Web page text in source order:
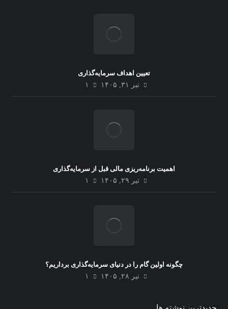
تعیین اهداف سرمایه‌گذاری
تیر ۳۱, ۱۴۰۵
۱
اهمیت برنامه‌ریزی مالی قبل از سرمایه‌گذاری
تیر ۲۹, ۱۴۰۵
۱
چگونه اولین گام را در دنیای سرمایه‌گذاری برداریم؟
تیر ۲۸, ۱۴۰۵
۱